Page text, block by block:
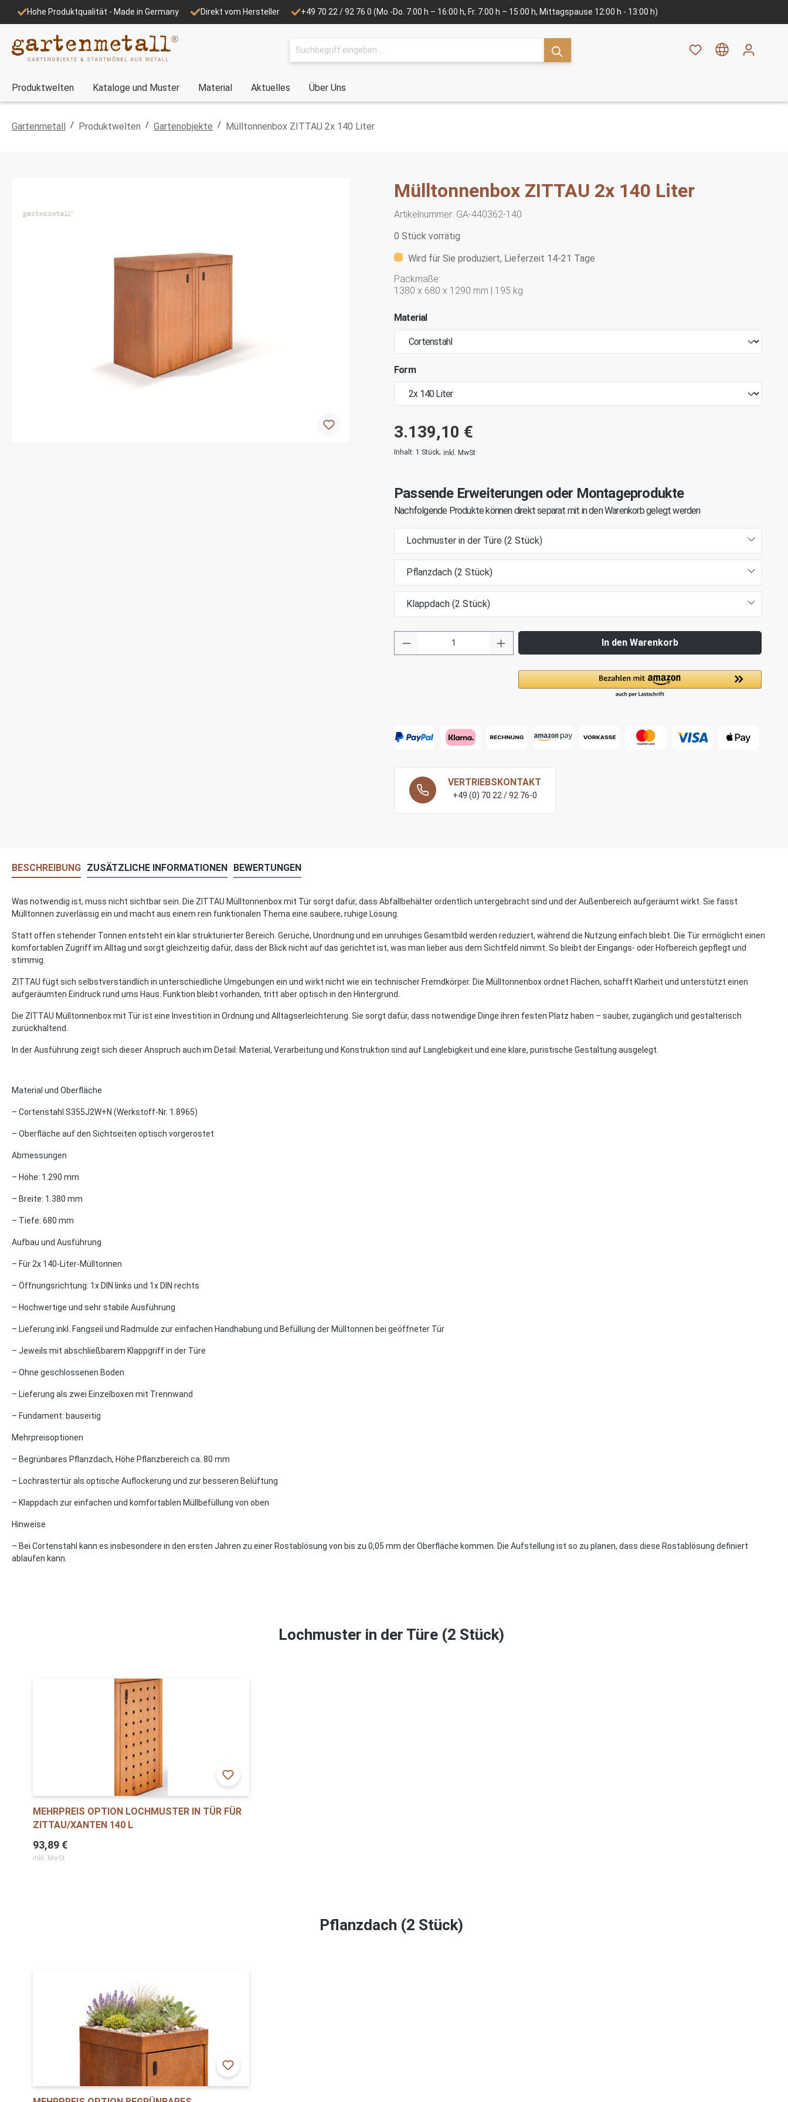
Hohe Produktqualität - Made in Germany Direkt vom Hersteller +49 70 22 / 92 76 0 (Mo.-Do. 7:00 h – 16:00 h, Fr. 7:00 h – 15:00 h, Mittagspause 12:00 h - 13:00 h)
Produktwelten Kataloge und Muster Material Aktuelles Über Uns
Gartenmetall / Produktwelten / Gartenobjekte / Mülltonnenbox ZITTAU 2x 140 Liter
Mülltonnenbox ZITTAU 2x 140 Liter
Artikelnummer: GA-440362-140
0 Stück vorrätig
Wird für Sie produziert, Lieferzeit 14-21 Tage
Packmaße:
1380 x 680 x 1290 mm | 195 kg
Material
Form
3.139,10 €
Inhalt: 1 Stück; inkl. MwSt
Passende Erweiterungen oder Montageprodukte
Nachfolgende Produkte können direkt separat mit in den Warenkorb gelegt werden
Lochmuster in der Türe (2 Stück)
Pflanzdach (2 Stück)
Klappdach (2 Stück)
In den Warenkorb
VERTRIEBSKONTAKT
+49 (0) 70 22 / 92 76-0
BESCHREIBUNG ZUSÄTZLICHE INFORMATIONEN BEWERTUNGEN
Was notwendig ist, muss nicht sichtbar sein. Die ZITTAU Mülltonnenbox mit Tür sorgt dafür, dass Abfallbehälter ordentlich untergebracht sind und der Außenbereich aufgeräumt wirkt. Sie fasst
Mülltonnen zuverlässig ein und macht aus einem rein funktionalen Thema eine saubere, ruhige Lösung.
Statt offen stehender Tonnen entsteht ein klar strukturierter Bereich. Gerüche, Unordnung und ein unruhiges Gesamtbild werden reduziert, während die Nutzung einfach bleibt. Die Tür ermöglicht einen
komfortablen Zugriff im Alltag und sorgt gleichzeitig dafür, dass der Blick nicht auf das gerichtet ist, was man lieber aus dem Sichtfeld nimmt. So bleibt der Eingangs- oder Hofbereich gepflegt und
stimmig.
ZITTAU fügt sich selbstverständlich in unterschiedliche Umgebungen ein und wirkt nicht wie ein technischer Fremdkörper. Die Mülltonnenbox ordnet Flächen, schafft Klarheit und unterstützt einen
aufgeräumten Eindruck rund ums Haus. Funktion bleibt vorhanden, tritt aber optisch in den Hintergrund.
Die ZITTAU Mülltonnenbox mit Tür ist eine Investition in Ordnung und Alltagserleichterung. Sie sorgt dafür, dass notwendige Dinge ihren festen Platz haben – sauber, zugänglich und gestalterisch
zurückhaltend.
In der Ausführung zeigt sich dieser Anspruch auch im Detail: Material, Verarbeitung und Konstruktion sind auf Langlebigkeit und eine klare, puristische Gestaltung ausgelegt.
Material und Oberfläche
– Cortenstahl S355J2W+N (Werkstoff-Nr. 1.8965)
– Oberfläche auf den Sichtseiten optisch vorgerostet
Abmessungen
– Höhe: 1.290 mm
– Breite: 1.380 mm
– Tiefe: 680 mm
Aufbau und Ausführung
– Für 2x 140-Liter-Mülltonnen
– Öffnungsrichtung: 1x DIN links und 1x DIN rechts
– Hochwertige und sehr stabile Ausführung
– Lieferung inkl. Fangseil und Radmulde zur einfachen Handhabung und Befüllung der Mülltonnen bei geöffneter Tür
– Jeweils mit abschließbarem Klappgriff in der Türe
– Ohne geschlossenen Boden
– Lieferung als zwei Einzelboxen mit Trennwand
– Fundament: bauseitig
Mehrpreisoptionen
– Begrünbares Pflanzdach, Höhe Pflanzbereich ca. 80 mm
– Lochrastertür als optische Auflockerung und zur besseren Belüftung
– Klappdach zur einfachen und komfortablen Müllbefüllung von oben
Hinweise
– Bei Cortenstahl kann es insbesondere in den ersten Jahren zu einer Rostablösung von bis zu 0,05 mm der Oberfläche kommen. Die Aufstellung ist so zu planen, dass diese Rostablösung definiert
ablaufen kann.
Lochmuster in der Türe (2 Stück)
MEHRPREIS OPTION LOCHMUSTER IN TÜR FÜR
ZITTAU/XANTEN 140 L
93,89 €
inkl. MwSt
Pflanzdach (2 Stück)